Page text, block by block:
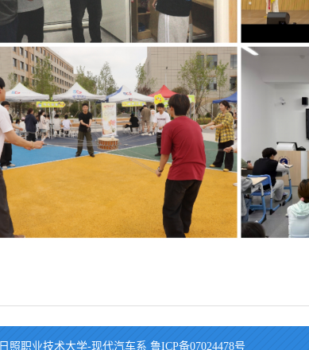
日照职业技术大学-现代汽车系 鲁ICP备07024478号